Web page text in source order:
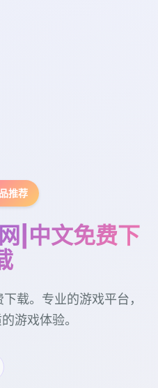
推荐
|中文免费下
载。专业的游戏平台，
游戏体验。